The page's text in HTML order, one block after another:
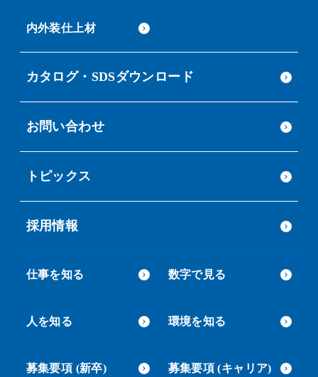
内外装仕上材
カタログ・SDSダウンロード
お問い合わせ
トピックス
採用情報
仕事を知る 数字で見る
人を知る 環境を知る
募集要項 (新卒) 募集要項 (キャリア)